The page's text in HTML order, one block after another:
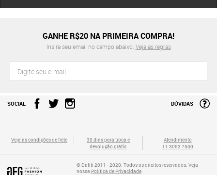
GANHE R$20 NA PRIMEIRA COMPRA!
Insira seu email no campo abaixo. Veja as regras
SOCIAL DÚVIDAS
Veja as condições de frete
30 dias para troca e
devolução grátis
Atendimento
11 3053 7500
© Dafiti 2011 - 2020. Todos os direitos reservados. Veja
nossa Política de Privacidade.